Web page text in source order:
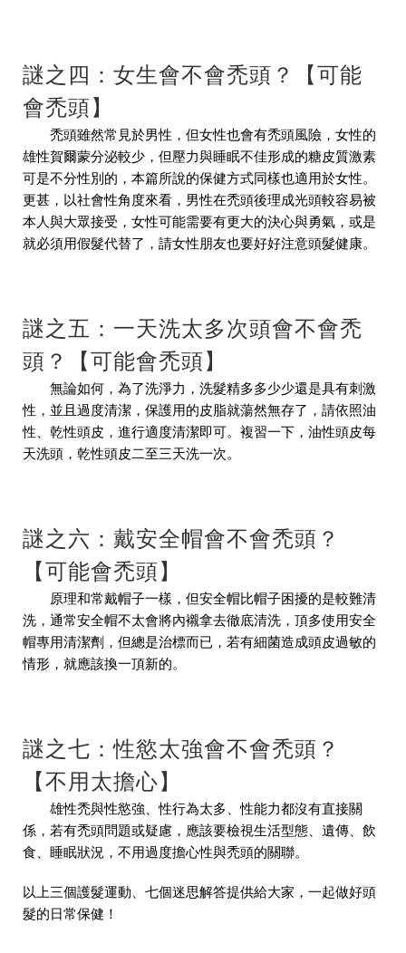
謎之四：女生會不會禿頭？【可能
會禿頭】
禿頭雖然常見於男性，但女性也會有禿頭風險，女性的
雄性賀爾蒙分泌較少，但壓力與睡眠不佳形成的糖皮質激素
可是不分性別的，本篇所說的保健方式同樣也適用於女性。
更甚，以社會性角度來看，男性在禿頭後理成光頭較容易被
本人與大眾接受，女性可能需要有更大的決心與勇氣，或是
就必須用假髮代替了，請女性朋友也要好好注意頭髮健康。
謎之五：一天洗太多次頭會不會禿
頭？【可能會禿頭】
無論如何，為了洗淨力，洗髮精多多少少還是具有刺激
性，並且過度清潔，保護用的皮脂就蕩然無存了，請依照油
性、乾性頭皮，進行適度清潔即可。複習一下，油性頭皮每
天洗頭，乾性頭皮二至三天洗一次。
謎之六：戴安全帽會不會禿頭？
【可能會禿頭】
原理和常戴帽子一樣，但安全帽比帽子困擾的是較難清
洗，通常安全帽不太會將內襯拿去徹底清洗，頂多使用安全
帽專用清潔劑，但總是治標而已，若有細菌造成頭皮過敏的
情形，就應該換一頂新的。
謎之七：性慾太強會不會禿頭？
【不用太擔心】
雄性禿與性慾強、性行為太多、性能力都沒有直接關
係，若有禿頭問題或疑慮，應該要檢視生活型態、遺傳、飲
食、睡眠狀況，不用過度擔心性與禿頭的關聯。
以上三個護髮運動、七個迷思解答提供給大家，一起做好頭
髮的日常保健！